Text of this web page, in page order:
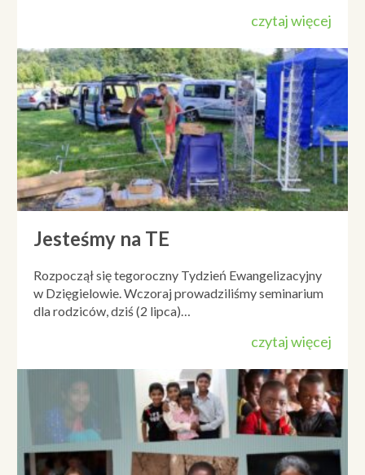
czytaj więcej
Jesteśmy na TE
Rozpoczął się tegoroczny Tydzień Ewangelizacyjny
w Dzięgielowie. Wczoraj prowadziliśmy seminarium
dla rodziców, dziś (2 lipca)…
czytaj więcej